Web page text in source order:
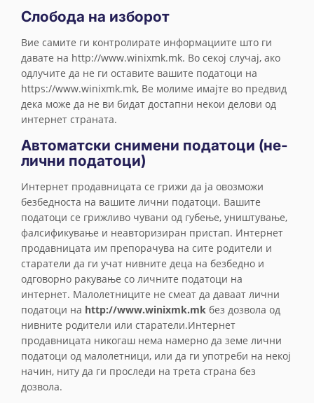
Слобода на изборот
Вие самите ги контролирате информациите што ги
давате на http://www.winixmk.mk. Во секој случај, ако
одлучите да не ги оставите вашите податоци на
https://www.winixmk.mk, Ве молиме имајте во предвид
дека може да не ви бидат достапни некои делови од
интернет страната.
Автоматски снимени податоци (не-
лични податоци)
Интернет продавницата се грижи да ја овозможи
безбедноста на вашите лични податоци. Вашите
податоци се грижливо чувани од губење, уништување,
фалсификување и неавторизиран пристап. Интернет
продавницата им препорачува на сите родители и
старатели да ги учат нивните деца на безбедно и
одговорно ракување со личните податоци на
интернет. Малолетниците не смеат да даваат лични
податоци на http://www.winixmk.mk без дозвола од
нивните родители или старатели.Интернет
продавницата никогаш нема намерно да земе лични
податоци од малолетници, или да ги употреби на некој
начин, ниту да ги проследи на трета страна без
дозвола.